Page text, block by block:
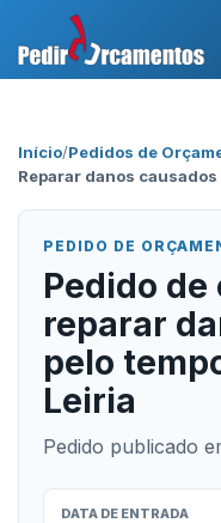
Início/Pedidos de
Reparar danos
PEDIDO DE
Pedido
reparar
pelo
Leiria
Pedido publicado
DATA DE ENTRADA
Área Profissional
Como Funciona?